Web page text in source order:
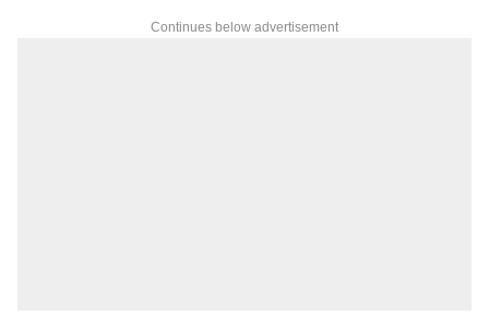
Continues below advertisement